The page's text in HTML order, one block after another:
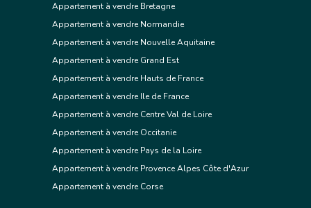
Appartement à vendre Bretagne
Appartement à vendre Normandie
Appartement à vendre Nouvelle Aquitaine
Appartement à vendre Grand Est
Appartement à vendre Hauts de France
Appartement à vendre Ile de France
Appartement à vendre Centre Val de Loire
Appartement à vendre Occitanie
Appartement à vendre Pays de la Loire
Appartement à vendre Provence Alpes Côte d'Azur
Appartement à vendre Corse